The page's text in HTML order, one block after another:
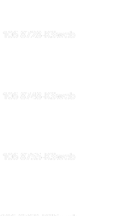
106 8728-KSweb
106 8748-KSweb
106 8755-KSweb